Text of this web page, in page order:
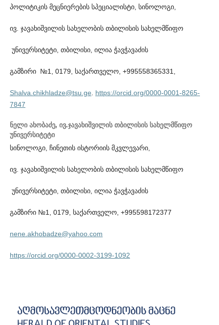
პოლიტიკის მეცნიერების სპეციალისტი, სინოლოგი,
ივ. ჯავახიშვილის სახელობის თბილისის სახელმწიფო
უნივერსიტეტი, თბილისი, ილია ჭავჭავაძის
გამზირი №1, 0179, საქართველო, +995558365331,
Shalva.chikhladze@tsu.ge
https://orcid.org/0000-0001-8265-
7847
ნელი ახობაძე, ივ.ჯავახიშვილის თბილისის სახელმწიფო
უნივერსიტეტი
სინოლოგი, ჩინეთის ისტორიის მკვლევარი,
ივ. ჯავახიშვილის სახელობის თბილისის სახელმწიფო
უნივერსიტეტი, თბილისი, ილია ჭავჭავაძის
გამზირი №1, 0179, საქართველო, +995598172377
nene.akhobadze@yahoo.com
https://orcid.org/0000-0002-3199-1092